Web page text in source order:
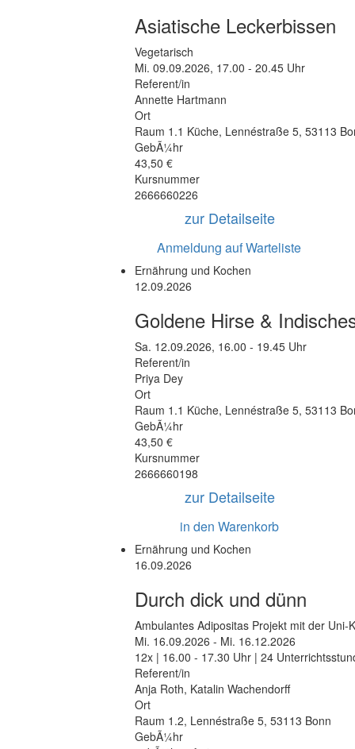
Asiatische Leckerbissen
Vegetarisch
Mi. 09.09.2026, 17.00 - 20.45 Uhr
Referent/in
Annette Hartmann
Ort
Raum 1.1 Küche, Lennéstraße 5, 53113
GebÃ¼hr
43,50 €
Kursnummer
2666660226
zur Detailseite
Anmeldung auf Warteliste
Ernährung und Kochen
12.09.2026
Goldene Hirse &
Sa. 12.09.2026, 16.00 - 19.45 Uhr
Referent/in
Priya Dey
Ort
Raum 1.1 Küche, Lennéstraße 5, 53113
GebÃ¼hr
43,50 €
Kursnummer
2666660198
zur Detailseite
in den Warenkorb
Ernährung und Kochen
16.09.2026
Durch dick und dünn
Ambulantes Adipositas Projekt mit der
Mi. 16.09.2026 - Mi. 16.12.2026
12x | 16.00 - 17.30 Uhr | 24
Referent/in
Anja Roth, Katalin Wachendorff
Ort
Raum 1.2, Lennéstraße 5, 53113 Bonn
GebÃ¼hr